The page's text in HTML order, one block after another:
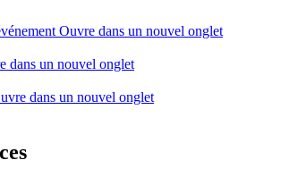
Ouvre dans un nouvel onglet
dans un nouvel onglet
dans un nouvel onglet